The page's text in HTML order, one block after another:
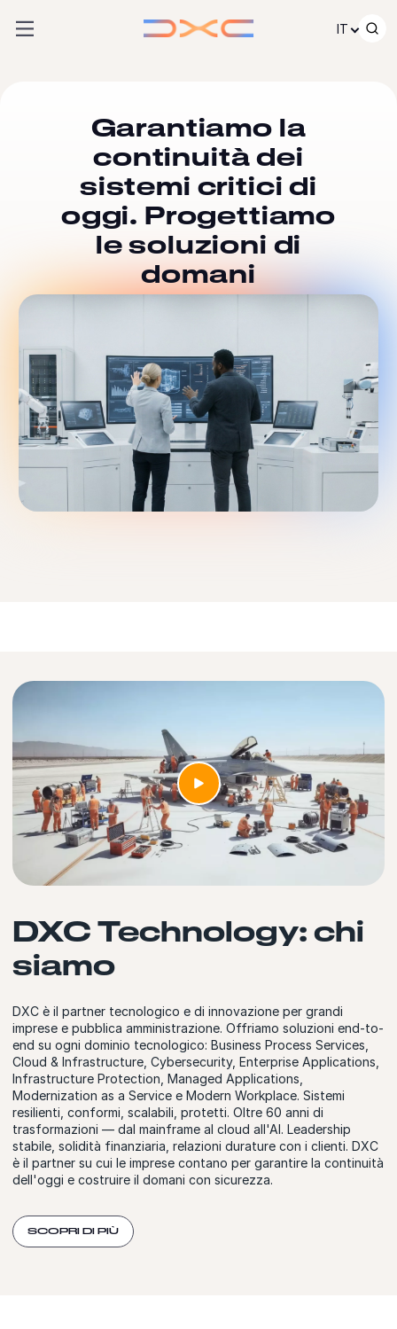
IT
Garantiamo la
continuità dei
sistemi critici di
oggi. Progettiamo
le soluzioni di
domani
DXC Technology: chi
siamo
DXC è il partner tecnologico e di innovazione per grandi
imprese e pubblica amministrazione. Offriamo soluzioni end-to-
end su ogni dominio tecnologico: Business Process Services,
Cloud & Infrastructure, Cybersecurity, Enterprise Applications,
Infrastructure Protection, Managed Applications,
Modernization as a Service e Modern Workplace. Sistemi
resilienti, conformi, scalabili, protetti. Oltre 60 anni di
trasformazioni — dal mainframe al cloud all'AI. Leadership
stabile, solidità finanziaria, relazioni durature con i clienti. DXC
è il partner su cui le imprese contano per garantire la continuità
dell'oggi e costruire il domani con sicurezza.
SCOPRI DI PIÙ